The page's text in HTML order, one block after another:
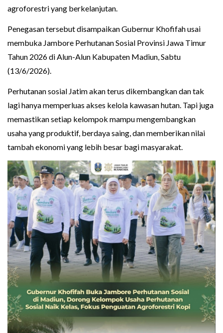
agroforestri yang berkelanjutan.
Penegasan tersebut disampaikan Gubernur Khofifah usai
membuka Jambore Perhutanan Sosial Provinsi Jawa Timur
Tahun 2026 di Alun-Alun Kabupaten Madiun, Sabtu
(13/6/2026).
Perhutanan sosial Jatim akan terus dikembangkan dan tak
lagi hanya memperluas akses kelola kawasan hutan. Tapi juga
memastikan setiap kelompok mampu mengembangkan
usaha yang produktif, berdaya saing, dan memberikan nilai
tambah ekonomi yang lebih besar bagi masyarakat.